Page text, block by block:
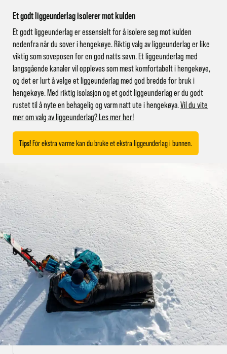
Et godt liggeunderlag isolerer mot kulden
Et godt liggeunderlag er essensielt for å isolere seg mot kulden
nedenfra når du sover i hengekøye. Riktig valg av liggeunderlag er like
viktig som soveposen for en god natts søvn. Et liggeunderlag med
langsgående kanaler vil oppleves som mest komfortabelt i hengekøye,
og det er lurt å velge et liggeunderlag med god bredde for bruk i
hengekøye. Med riktig isolasjon og et godt liggeunderlag er du godt
rustet til å nyte en behagelig og varm natt ute i hengekøya.Vil du vite
mer om valg av liggeunderlag? Les mer her!
Tips!For ekstra varme kan du bruke et ekstra liggeunderlag i bunnen.